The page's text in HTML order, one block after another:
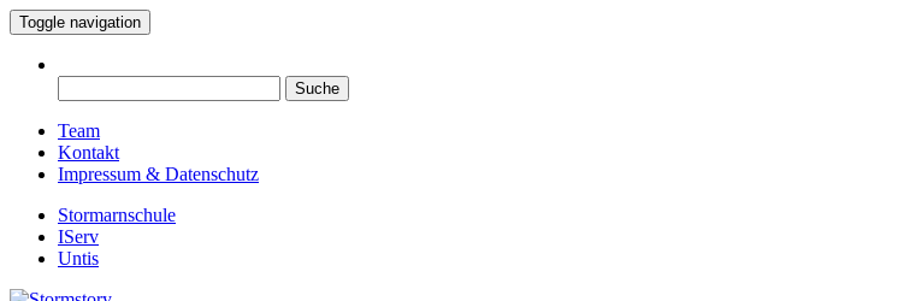
Toggle navigation
nach:
Team
Kontakt
Impressum & Datenschutz
Stormarnschule
IServ
Untis